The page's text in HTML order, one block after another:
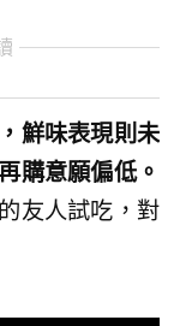
鮮味表現則未
購意願偏低。
友人試吃，對